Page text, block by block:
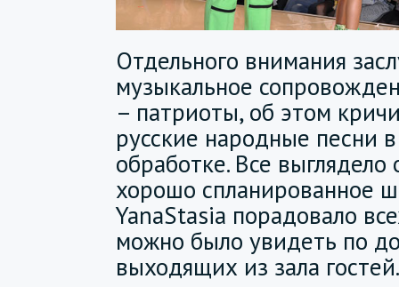
Отдельного внимания
музыкальное
– патриоты, об этом
русские народные песни
обработке. Все выглядело
хорошо спланированное
YanaStasia порадовало
можно было увидеть по
выходящих из зала гостей.